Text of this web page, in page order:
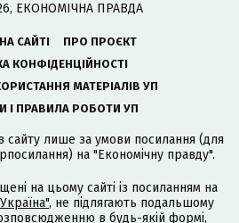
ЕКОНОМІЧНА ПРАВДА
САЙТІ
ПРО ПРОЄКТ
КОНФІДЕНЦІЙНОСТІ
МАТЕРІАЛІВ УП
І ПРАВИЛА РОБОТИ УП
сайту лише за умови посилання (для
на "Економічну правду".
на цьому сайті із посиланням на
, не підлягають подальшому
в будь-якій формі,